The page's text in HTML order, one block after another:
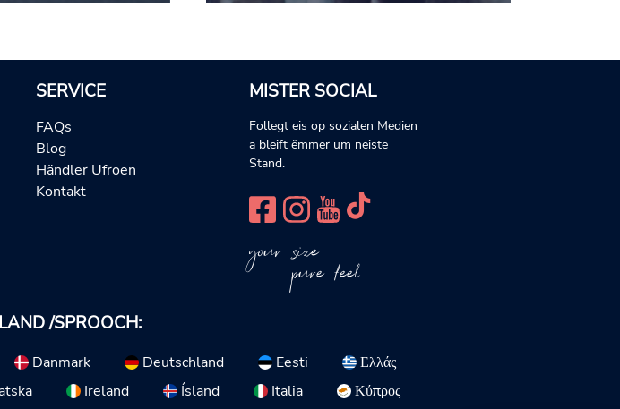
SERVICE
FAQs
Blog
Händler Ufroen
Kontakt
MISTER SOCIAL
Follegt eis op sozialen Medien
a bleift ëmmer um neiste
Stand.
your size
pure feel
/SPROOCH:
Danmark Deutschland Eesti
Ελλάς
Ireland Ísland Italia
Κύπρος